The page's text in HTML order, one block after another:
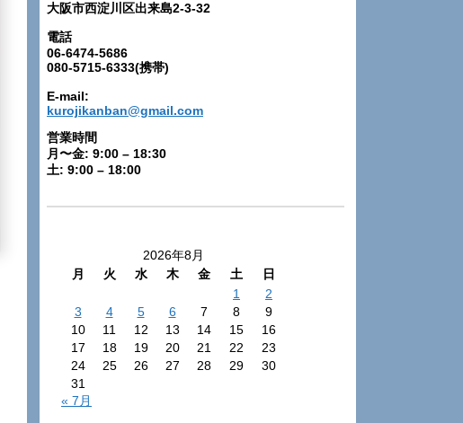
大阪市西淀川区出来島2-3-32
電話
06-6474-5686
080-5715-6333(携帯)
E-mail:
kurojikanban@gmail.com
営業時間
月〜金: 9:00 – 18:30
土: 9:00 – 18:00
2026年8月
月
火 水 木 金 土
日
1
2
3
4 5 6 7 8
9
10
11 12 13 14 15
16
17
18 19 20 21 22
23
24
25 26 27 28 29
30
31
« 7月